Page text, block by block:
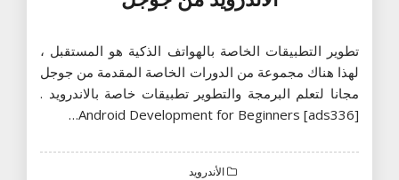
تطوير التطبيقات الخاصة بالهواتف الذكية هو المستقبل ،
لهذا هناك مجموعة من الدورات الخاصة المقدمة من جوجل
مجانا لتعلم البرمجة والتطوير تطبيقات خاصة بالاندرويد .
[ads336] Android Development for Beginners…
الأندرويد